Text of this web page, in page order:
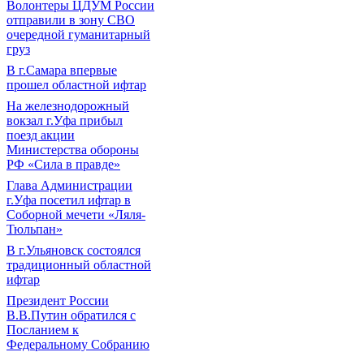
Волонтеры ЦДУМ России
отправили в зону СВО
очередной гуманитарный
груз
В г.Самара впервые
прошел областной ифтар
На железнодорожный
вокзал г.Уфа прибыл
поезд акции
Министерства обороны
РФ «Сила в правде»
Глава Администрации
г.Уфа посетил ифтар в
Соборной мечети «Ляля-
Тюльпан»
В г.Ульяновск состоялся
традиционный областной
ифтар
Президент России
В.В.Путин обратился с
Посланием к
Федеральному Собранию